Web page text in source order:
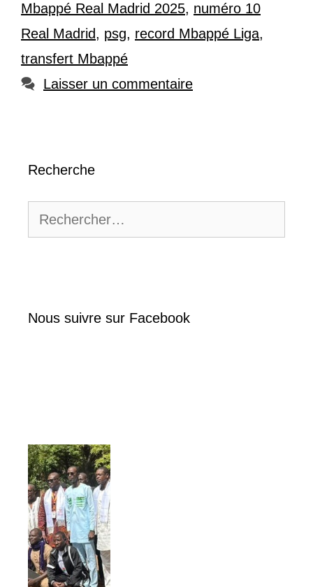
Mbappé Real Madrid 2025, numéro 10
Real Madrid, psg, record Mbappé Liga,
transfert Mbappé
Laisser un commentaire
Recherche
Nous suivre sur Facebook